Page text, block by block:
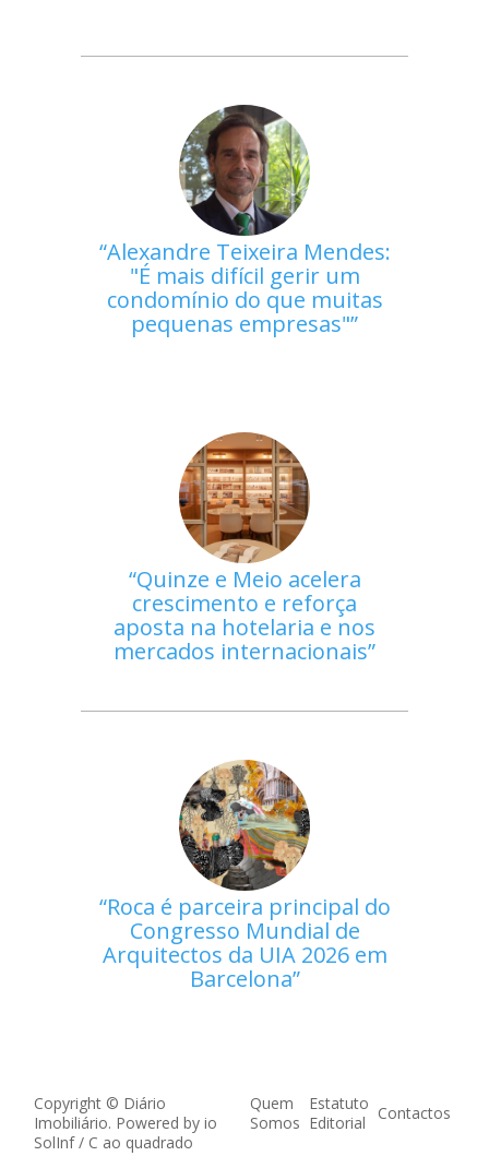
Alexandre Teixeira Mendes:
"É mais difícil gerir um
condomínio do que muitas
pequenas empresas"
Quinze e Meio acelera
crescimento e reforça
aposta na hotelaria e nos
mercados internacionais
Roca é parceira principal do
Congresso Mundial de
Arquitectos da UIA 2026 em
Barcelona
Copyright © Diário
Imobiliário. Powered by io
SolInf/ C ao quadrado
Quem
Somos
Estatuto
Editorial
Contactos